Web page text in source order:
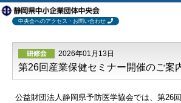
中央会へのアクセス・お問い合わせ
2026年01月13日
第26回産業保健セミナー開催のご案
公益財団法人静岡県予防医学協会では、第26